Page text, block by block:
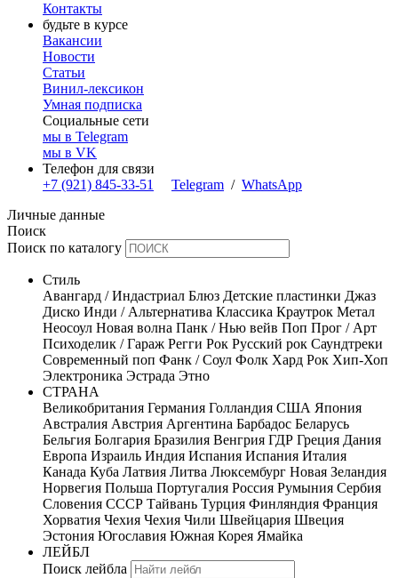
Контакты
будьте в курсе
Вакансии
Новости
Статьи
Винил-лексикон
Умная подписка
Социальные сети
мы в Telegram
мы в VK
Телефон для связи
+7 (921) 845-33-51
Telegram / WhatsApp
Личные данные
Поиск
Поиск по каталогу
Стиль
Авангард / Индастриал Блюз Детские пластинки Джаз
Диско Инди / Альтернатива Классика Краутрок Метал
Неосоул Новая волна Панк / Нью вейв Поп Прог / Арт
Психоделик / Гараж Регги Рок Русский рок Саундтреки
Современный поп Фанк / Соул Фолк Хард Рок Хип-Хоп
Электроника Эстрада Этно
СТРАНА
Великобритания Германия Голландия США Япония
Австралия Австрия Аргентина Барбадос Беларусь
Бельгия Болгария Бразилия Венгрия ГДР Греция Дания
Европа Израиль Индия Испания Испания Италия
Канада Куба Латвия Литва Люксембург Новая Зеландия
Норвегия Польша Португалия Россия Румыния Сербия
Словения СССР Тайвань Турция Финляндия Франция
Хорватия Чехия Чехия Чили Швейцария Швеция
Эстония Югославия Южная Корея Ямайка
ЛЕЙБЛ
Поиск лейбла